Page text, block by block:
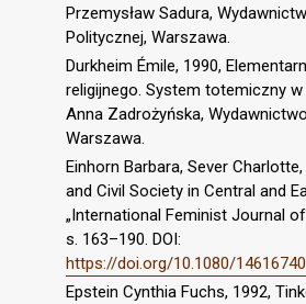
Przemysław Sadura,
Politycznej, Warszawa.
Durkheim Émile, 1990,
religijnego. System totemiczny w
Anna Zadrożyńska,
Warszawa.
Einhorn Barbara, Sever
and Civil Society in Central and
„International Feminist Journal
s. 163–190. DOI:
https://doi.org/10.1080/
Epstein Cynthia Fuchs, 1992,